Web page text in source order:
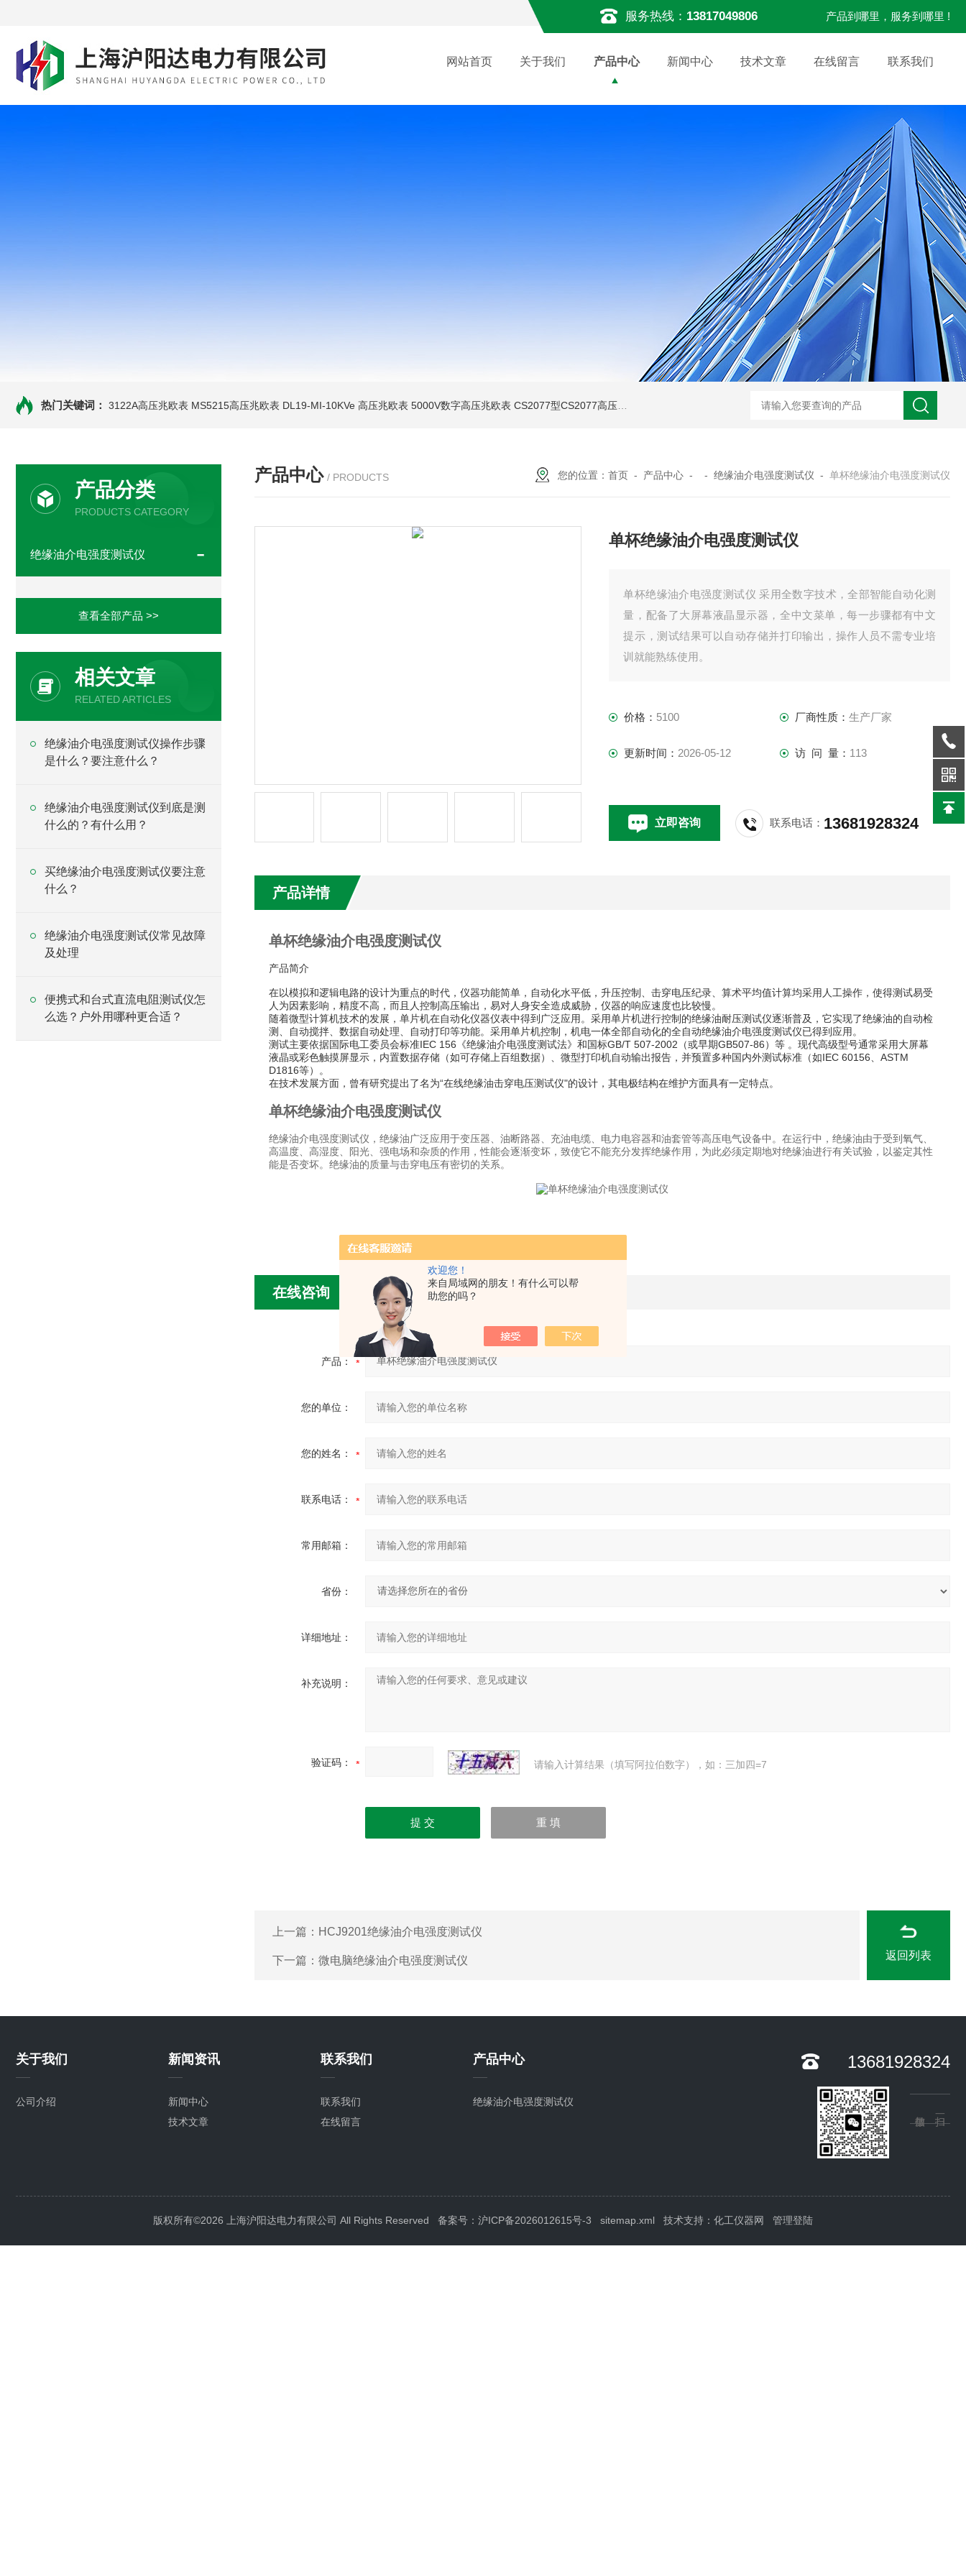
欢迎您！
来自局域网的朋友！有什么可以帮
助您的吗？
服务热线： 13817049806 产品到哪里，服务到哪里 !
网站首页 关于我们 产品中心 新闻中心 技术文章 在线留言 联系我们
热门关键词： 3122A高压兆欧表 MS5215高压兆欧表 DL19-MI-10KVe 高压兆欧表 5000V数字高压兆欧表 CS2077型CS2077高压兆欧表校验仪 GM-5KV-20KV型可调高压兆欧表GM-5KV-20KV nl3203型
产品分类
PRODUCTS CATEGORY
绝缘油介电强度测试仪
查看全部产品 >>
相关文章
RELATED ARTICLES
绝缘油介电强度测试仪操作步骤
是什么？要注意什么？
绝缘油介电强度测试仪到底是测
什么的？有什么用？
买绝缘油介电强度测试仪要注意
什么？
绝缘油介电强度测试仪常见故障
及处理
便携式和台式直流电阻测试仪怎
么选？户外用哪种更合适？
产品中心 / PRODUCTS 您的位置： 首页 - 产品中心 - - 绝缘油介电强度测试仪 - 单杯绝缘油介电强度测试仪
单杯绝缘油介电强度测试仪
单杯绝缘油介电强度测试仪 采用全数字技术，全部智能自动化测
量，配备了大屏幕液晶显示器，全中文菜单，每一步骤都有中文
提示，测试结果可以自动存储并打印输出，操作人员不需专业培
训就能熟练使用。
价格： 5100 厂商性质： 生产厂家
更新时间： 2026-05-12 访 问 量： 113
立即咨询 联系电话： 13681928324
产品详情
单杯绝缘油介电强度测试仪
产品简介
在以模拟和逻辑电路的设计为重点的时代，仪器功能简单，自动化水平低，升压控制、击穿电压纪录、算术平均值计算均采用人工操作，使得测试易受
人为因素影响，精度不高，而且人控制高压输出，易对人身安全造成威胁，仪器的响应速度也比较慢。
随着微型计算机技术的发展，单片机在自动化仪器仪表中得到广泛应用。采用单片机进行控制的绝缘油耐压测试仪逐渐普及，它实现了绝缘油的自动检
测、自动搅拌、数据自动处理、自动打印等功能。采用单片机控制，机电一体全部自动化的全自动绝缘油介电强度测试仪已得到应用。
测试主要依据国际电工委员会标准IEC 156《绝缘油介电强度测试法》和国标GB/T 507-2002（或早期GB507-86）等 。现代高级型号通常采用大屏幕
液晶或彩色触摸屏显示，内置数据存储（如可存储上百组数据）、微型打印机自动输出报告，并预置多种国内外测试标准（如IEC 60156、ASTM
D1816等）。
在技术发展方面，曾有研究提出了名为“在线绝缘油击穿电压测试仪"的设计，其电极结构在维护方面具有一定特点。
单杯绝缘油介电强度测试仪
绝缘油介电强度测试仪，绝缘油广泛应用于变压器、油断路器、充油电缆、电力电容器和油套管等高压电气设备中。在运行中，绝缘油由于受到氧气、
高温度、高湿度、阳光、强电场和杂质的作用，性能会逐渐变坏，致使它不能充分发挥绝缘作用，为此必须定期地对绝缘油进行有关试验，以鉴定其性
能是否变坏。绝缘油的质量与击穿电压有密切的关系。
在线咨询
产品：
您的单位：
您的姓名：
联系电话：
常用邮箱：
省份：
详细地址：
补充说明：
验证码： 请输入计算结果（填写阿拉伯数字），如：三加四=7
上一篇： HCJ9201绝缘油介电强度测试仪
下一篇： 微电脑绝缘油介电强度测试仪 返回列表
关于我们
公司介绍
新闻资讯
新闻中心
技术文章
联系我们
联系我们
在线留言
产品中心
绝缘油介电强度测试仪
13681928324
版权所有©2026 上海沪阳达电力有限公司 All Rights Reserved 备案号：沪ICP备2026012615号-3 sitemap.xml 技术支持： 化工仪器网 管理登陆